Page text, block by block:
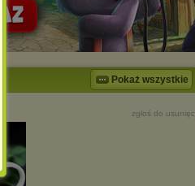
Pokaż wszystkie
zgłoś do